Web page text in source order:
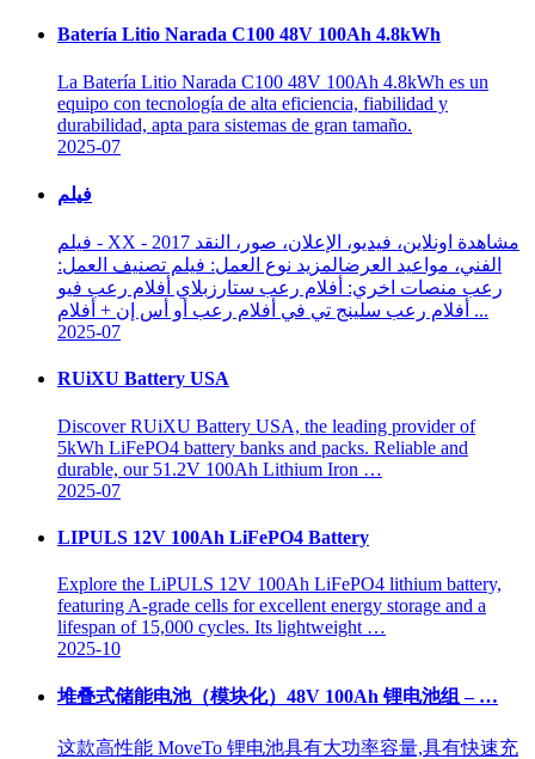
Batería Litio Narada C100 48V 100Ah 4.8kWh
La Batería Litio Narada C100 48V 100Ah 4.8kWh es un
equipo con tecnología de alta eficiencia, fiabilidad y
durabilidad, apta para sistemas de gran tamaño.
2025-07
فيلم
فيلم - XX - 2017 مشاهدة اونلاين، فيديو، الإعلان، صور، النقد
الفني، مواعيد العرضالمزيد نوع العمل: فيلم تصنيف العمل:
ﺭﻋﺐ منصات اخري: أفلام ﺭﻋﺐ ستارزبلاي أفلام ﺭﻋﺐ فيو
أفلام ﺭﻋﺐ سلينج تي في أفلام ﺭﻋﺐ أو أس إن + أفلام ...
2025-07
RUiXU Battery USA
Discover RUiXU Battery USA, the leading provider of
5kWh LiFePO4 battery banks and packs. Reliable and
durable, our 51.2V 100Ah Lithium Iron …
2025-07
LIPULS 12V 100Ah LiFePO4 Battery
Explore the LiPULS 12V 100Ah LiFePO4 lithium battery,
featuring A-grade cells for excellent energy storage and a
lifespan of 15,000 cycles. Its lightweight …
2025-10
堆叠式储能电池（模块化）48V 100Ah 锂电池组 – …
这款高性能 MoveTo 锂电池具有大功率容量,具有快速充